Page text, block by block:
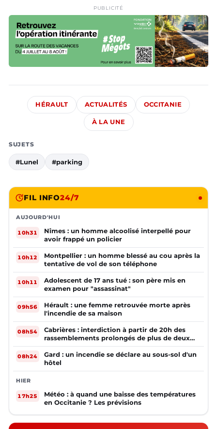
PUBLICITÉ
HÉRAULT ACTUALITÉS OCCITANIE
À LA UNE
SUJETS
#Lunel #parking
FIL INFO24/7
AUJOURD'HUI
10h31
Nîmes : un homme alcoolisé interpellé pour
avoir frappé un policier
10h12
Montpellier : un homme blessé au cou après la
tentative de vol de son téléphone
10h11
Adolescent de 17 ans tué : son père mis en
examen pour "assassinat"
09h56
Hérault : une femme retrouvée morte après
l'incendie de sa maison
08h54
Cabrières : interdiction à partir de 20h des
rassemblements prolongés de plus de deux
mineurs non accompagnés d'un adulte
08h24
Gard : un incendie se déclare au sous-sol d'un
hôtel
HIER
17h25
Météo : à quand une baisse des températures
en Occitanie ? Les prévisions